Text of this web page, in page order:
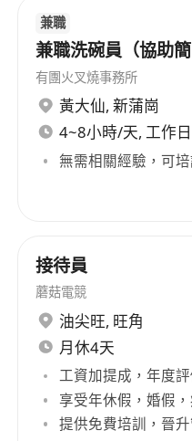
示及記錄簡單事項
毋須相關工作經驗
願意學習標準化房
流利使用廣東話溝
基本需求；具備禮
（如牀單、枕套、
辦「一般就業政策
每日09:00至18:00
福利
月薪範圍港幣
職責承擔度提供具
享有交通津貼，每
往返九龍區工作地點
兼職
兼職洗碗員（協助簡
有團火叉燒事務所
黃大仙, 新蒲崗
4~8小時/天, 工作
無需相關經驗，可
接待員
蘑菇電競
油尖旺, 旺角
月休4天
工資加提成，年度
享受年休假，婚假
提供免費培訓，晉